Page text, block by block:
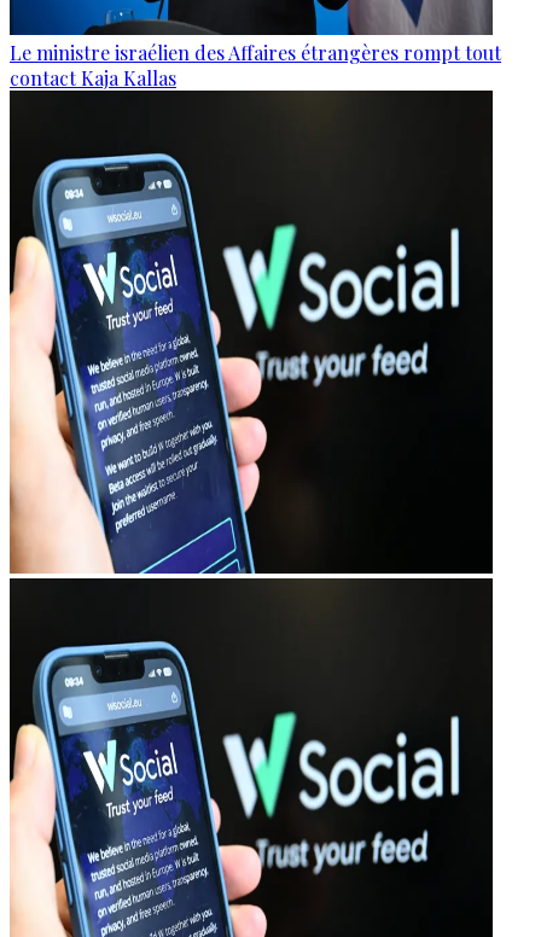
Le ministre israélien des Affaires étrangères rompt tout
contact Kaja Kallas